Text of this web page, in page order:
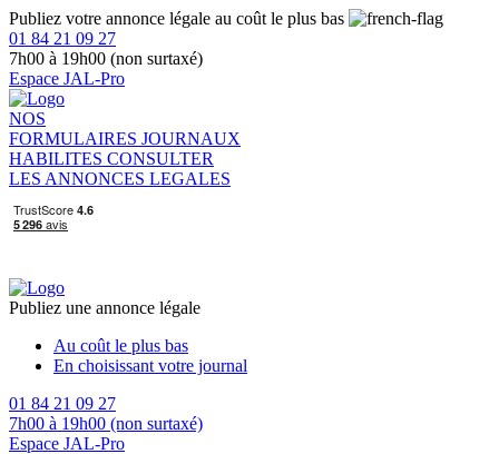
Publiez votre annonce légale au coût le plus bas
01 84 21 09 27
7h00 à 19h00 (non surtaxé)
Espace JAL-Pro
NOS
FORMULAIRES JOURNAUX
HABILITES CONSULTER
LES ANNONCES LEGALES
Publiez une annonce légale
Au coût le plus bas
En choisissant votre journal
01 84 21 09 27
7h00 à 19h00 (non surtaxé)
Espace JAL-Pro